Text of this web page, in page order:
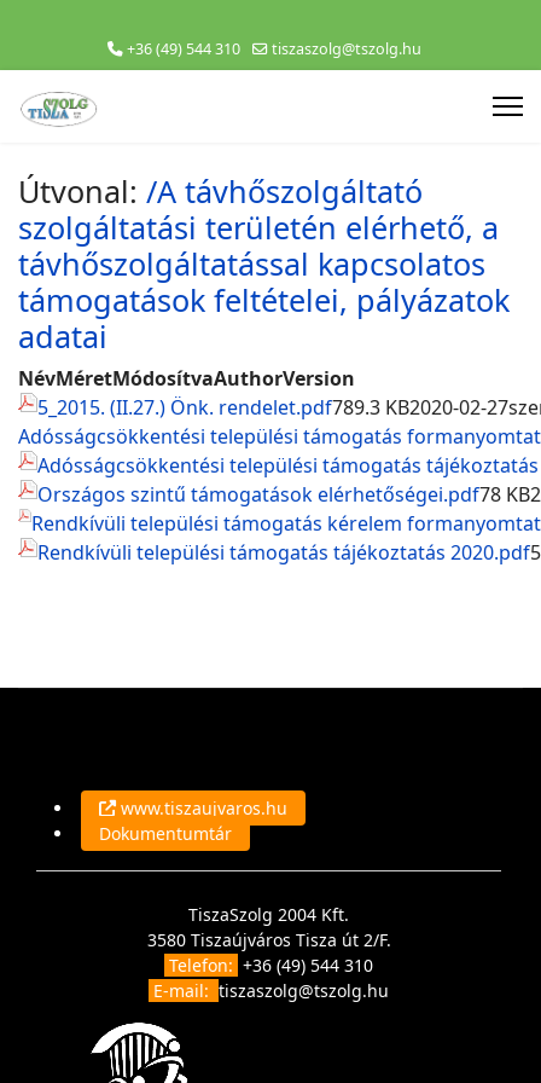
+36 (49) 544 310 tiszaszolg@tszolg.hu
Útvonal: /A távhőszolgáltató
szolgáltatási területén elérhető, a
távhőszolgáltatással kapcsolatos
támogatások feltételei, pályázatok
adatai
NévMéretMódosítvaAuthorVersion
5_2015. (II.27.) Önk. rendelet.pdf789.3 KB2020-02-27
Adósságcsökkentési települési támogatás
Adósságcsökkentési települési támogatás
Országos szintű támogatások elérhetőségei.pdf78 KB
Rendkívüli települési támogatás kérelem
Rendkívüli települési támogatás tájékoztatás 2020.pdf
www.tiszaujvaros.hu
Dokumentumtár
TiszaSzolg 2004 Kft.
3580 Tiszaújváros Tisza út 2/F.
Telefon: +36 (49) 544 310
E-mail: tiszaszolg@tszolg.hu